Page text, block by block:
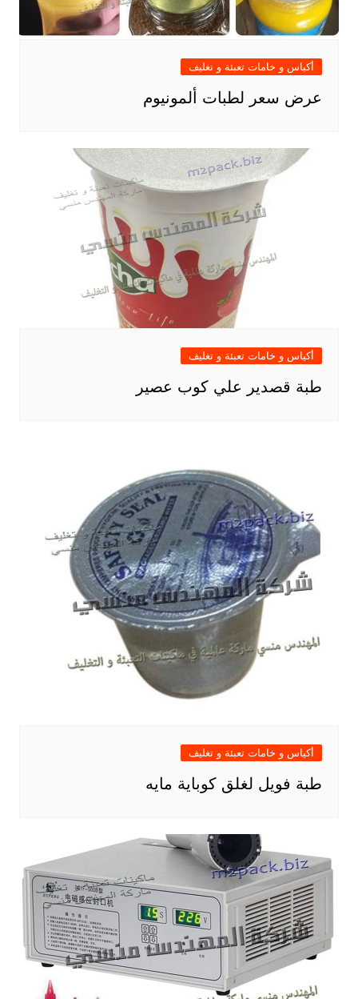
أكياس و خامات تعبئة و تغليف
عرض سعر لطبات ألمونيوم
أكياس و خامات تعبئة و تغليف
طبة قصدير علي كوب عصير
أكياس و خامات تعبئة و تغليف
طبة فويل لغلق كوباية مايه